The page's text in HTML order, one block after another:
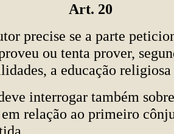
Art. 20
precise se a parte
ou tenta prover,
a educação
interrogar também
relação ao primeiro